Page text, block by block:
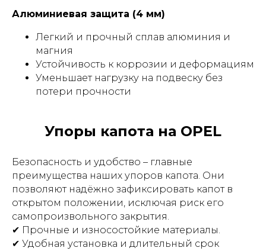
Алюминиевая защита (4 мм)
Легкий и прочный сплав алюминия и
магния
Устойчивость к коррозии и деформациям
Уменьшает нагрузку на подвеску без
потери прочности
Упоры капота на OPEL
Безопасность и удобство – главные
преимущества наших упоров капота. Они
позволяют надёжно зафиксировать капот в
открытом положении, исключая риск его
самопроизвольного закрытия.
✔ Прочные и износостойкие материалы.
✔ Удобная установка и длительный срок